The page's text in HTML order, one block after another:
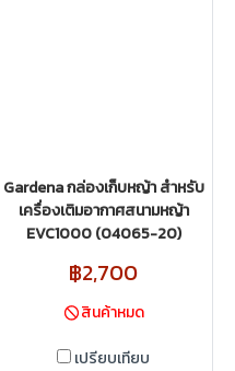
Gardena กล่องเก็บหญ้า สำหรับ
เครื่องเติมอากาศสนามหญ้า
EVC1000 (04065-20)
฿2,700
สินค้าหมด
เปรียบเทียบ